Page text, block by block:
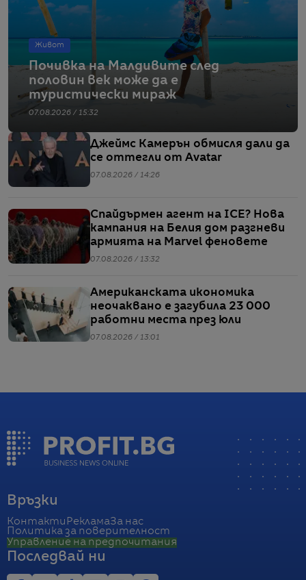
Живот
Почивка на Малдивите след
половин век може да е
туристически мираж
07.08.2026 / 15:32
Джеймс Камерън обмисля дали да
се оттегли от Avatar
07.08.2026 / 14:26
Спайдърмен агент на ICE? Нова
кампания на Белия дом разгневи
армията на Marvel феновете
07.08.2026 / 13:32
Американската икономика
неочаквано е загубила 23 000
работни места през юли
07.08.2026 / 13:01
Връзки
Контакти РекламаЗа нас
Политика за поверителност
Управление на предпочитания
Последвай ни